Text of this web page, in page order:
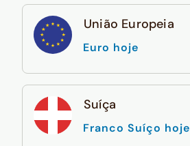
União Europeia
Euro hoje
Suíça
Franco Suíço hoje